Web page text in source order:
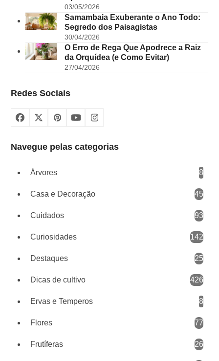
03/05/2026
Samambaia Exuberante o Ano Todo:
Segredo dos Paisagistas
30/04/2026
O Erro de Rega Que Apodrece a Raiz
da Orquídea (e Como Evitar)
27/04/2026
Redes Sociais
Facebook
X Pinterest
YouTubeInstagram
Navegue pelas categorias
Árvores 8
Casa e Decoração 45
Cuidados 93
Curiosidades 142
Destaques 25
Dicas de cultivo 426
Ervas e Temperos 8
Flores 77
Frutíferas 26